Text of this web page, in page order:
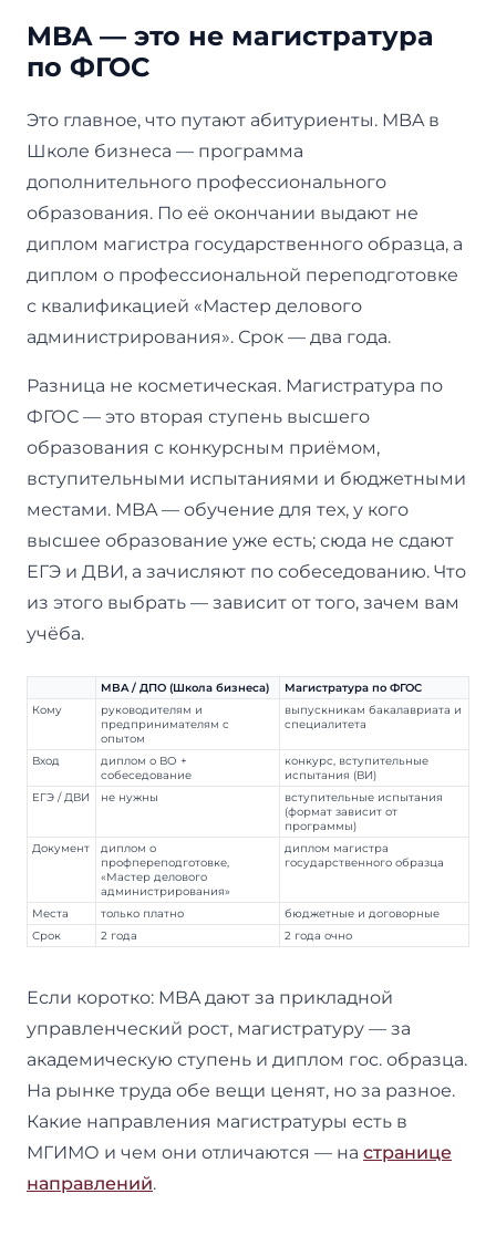
MBA — это не магистратура
по ФГОС
Это главное, что путают абитуриенты. MBA в
Школе бизнеса — программа
дополнительного профессионального
образования. По её окончании выдают не
диплом магистра государственного образца, а
диплом о профессиональной переподготовке
с квалификацией «Мастер делового
администрирования». Срок — два года.
Разница не косметическая. Магистратура по
ФГОС — это вторая ступень высшего
образования с конкурсным приёмом,
вступительными испытаниями и бюджетными
местами. MBA — обучение для тех, у кого
высшее образование уже есть; сюда не сдают
ЕГЭ и ДВИ, а зачисляют по собеседованию. Что
из этого выбрать — зависит от того, зачем вам
учёба.
MBA / ДПО (Школа бизнеса)
Магистратура по ФГОС
Кому
руководителям и
предпринимателям с
опытом
выпускникам бакалавриата и
специалитета
Вход
диплом о ВО +
собеседование
конкурс, вступительные
испытания (ВИ)
ЕГЭ / ДВИ
не нужны
вступительные испытания
(формат зависит от
программы)
Документ
диплом о
профпереподготовке,
«Мастер делового
администрирования»
диплом магистра
государственного образца
Места только платно
бюджетные и договорные
Срок
2 года 2 года очно
Если коротко: MBA дают за прикладной
управленческий рост, магистратуру — за
академическую ступень и диплом гос. образца.
На рынке труда обе вещи ценят, но за разное.
Какие направления магистратуры есть в
МГИМО и чем они отличаются — на странице
направлений.